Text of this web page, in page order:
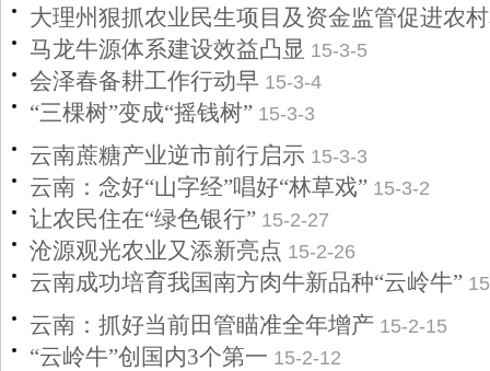
大理州狠抓农业民生项目及资金监管促进农
马龙牛源体系建设效益凸显 15-3-5
会泽春备耕工作行动早 15-3-4
“三棵树”变成“摇钱树” 15-3-3
云南蔗糖产业逆市前行启示 15-3-3
云南：念好“山字经”唱好“林草戏” 15-3-2
让农民住在“绿色银行” 15-2-27
沧源观光农业又添新亮点 15-2-26
云南成功培育我国南方肉牛新品种“云岭牛”
云南：抓好当前田管瞄准全年增产 15-2-15
“云岭牛”创国内3个第一 15-2-12